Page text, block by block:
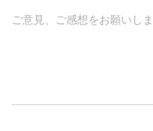
ご意見、ご感想をお願いしま